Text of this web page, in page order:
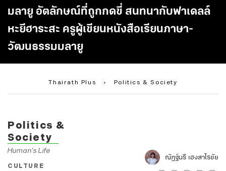
มลายู อัตลักษณ์ที่ถูกกดขี่ สนทนากับฟาเดลล์
หะยีฮาระสะ ครูผู้เขียนหนังสือเรียนภาษา-
วัฒนธรรมมลายู
Thairath Plus › Politics & Society
Politics &
Society
Human's Life
CULTURE
ณัฏฐ์นรี เฮงสาโรชัย